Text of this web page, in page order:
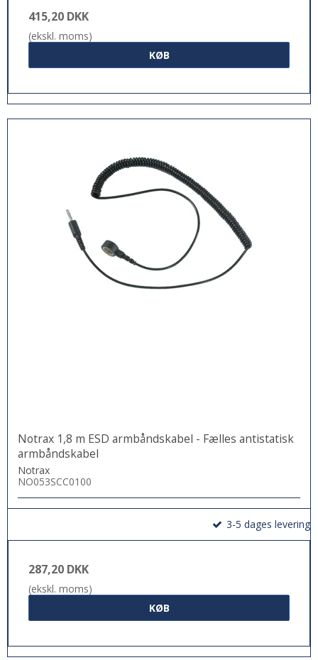
415,20 DKK
(ekskl. moms)
KØB
Notrax 1,8 m ESD armbåndskabel - Fælles antistatisk
armbåndskabel
Notrax
NO053SCC0100
3-5 dages levering
287,20 DKK
(ekskl. moms)
KØB